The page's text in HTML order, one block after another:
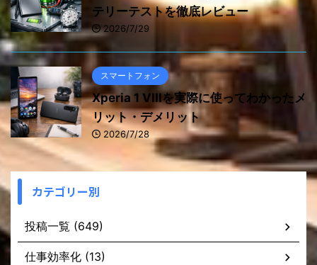
テリーテストを徹底レビュー
2026/7/29
スマートフォン
Xperia 1 VIIIを実際に使ってわかったメ
リット・デメリット
2026/7/28
カテゴリー別
投稿一覧 (649)
仕事効率化 (13)